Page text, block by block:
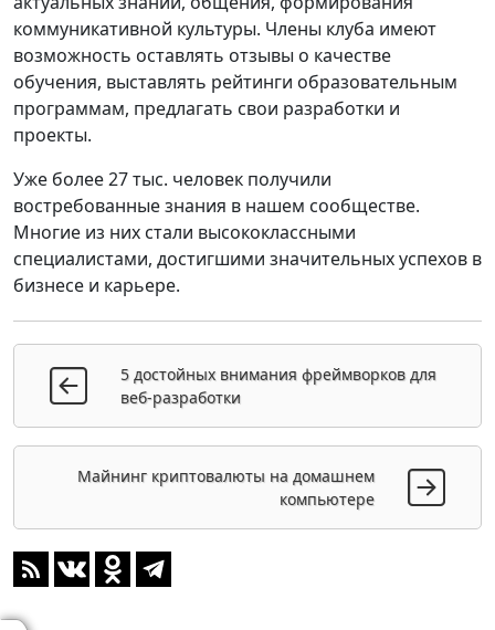
коммуникативной культуры. Члены клуба имеют
возможность оставлять отзывы о качестве
обучения, выставлять рейтинги образовательным
программам, предлагать свои разработки и
проекты.
Уже более 27 тыс. человек получили
востребованные знания в нашем сообществе.
Многие из них стали высококлассными
специалистами, достигшими значительных успехов в
бизнесе и карьере.
5 достойных внимания фреймворков для
веб-разработки
Майнинг криптовалюты на домашнем
компьютере